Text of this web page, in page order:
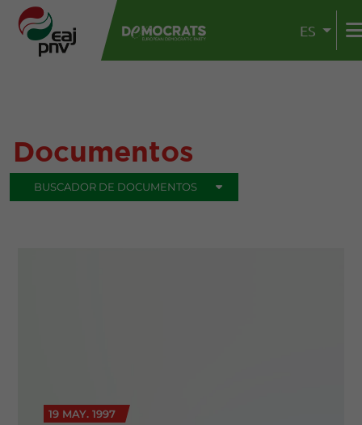
ES
Documentos
BUSCADOR DE DOCUMENTOS
19 MAY. 1997